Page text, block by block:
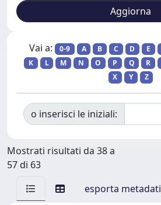
Vai a: 0-9 A B C D E
K
L M N O P Q R
X
Y Z
o inserisci le iniziali:
Mostrati risultati da 38 a
57 di 63
esporta metadati